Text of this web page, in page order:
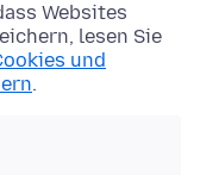
Websites
lesen Sie
und
.